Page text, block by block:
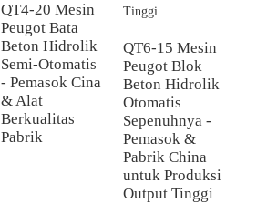
QT4-20 Mesin
Peugot Bata
Beton Hidrolik
Semi-Otomatis
- Pemasok Cina
& Alat
Berkualitas
Pabrik
QT6-15 Mesin
Peugot Blok
Beton Hidrolik
Otomatis
Sepenuhnya -
Pemasok &
Pabrik China
untuk Produksi
Output Tinggi